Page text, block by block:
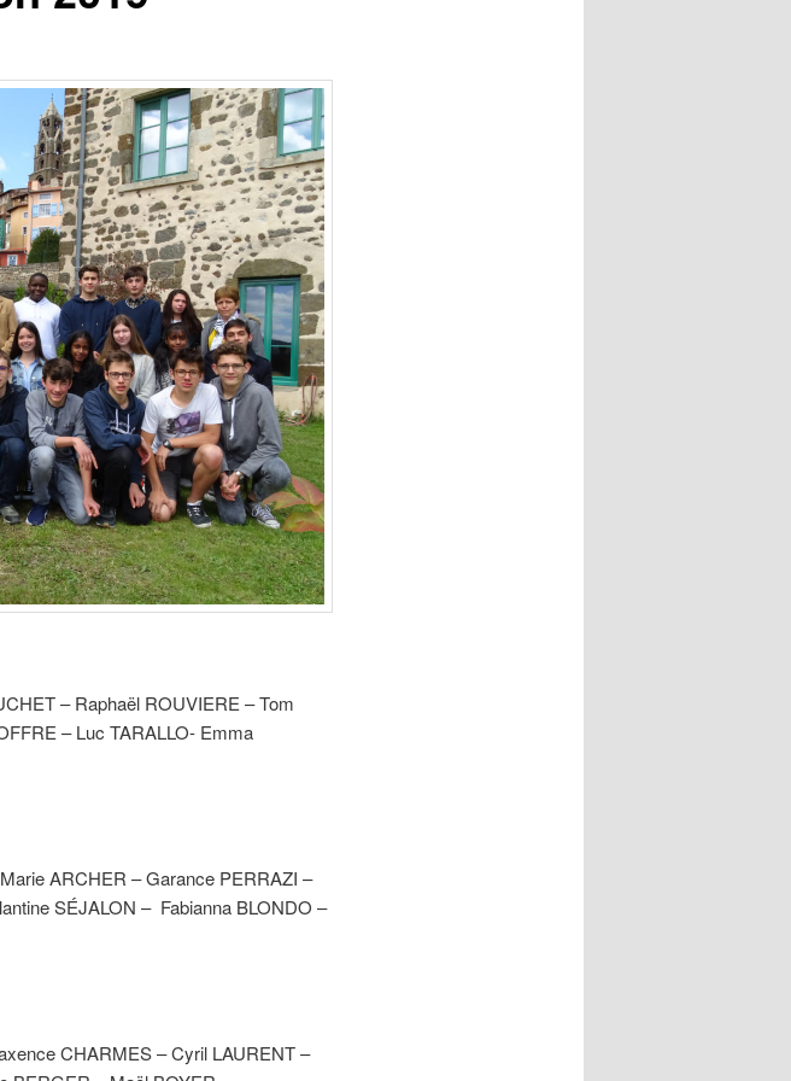
– Raphaël ROUVIERE – Tom
– Luc TARALLO- Emma
ARCHER – Garance PERRAZI –
SÉJALON – Fabianna BLONDO –
CHARMES – Cyril LAURENT –